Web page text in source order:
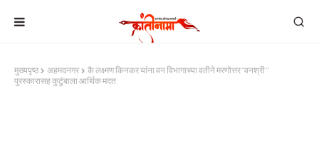
मुख्यपृष्ठ अहमदनगर
कै लक्ष्मण किनकर यांना वन विभागाच्या वतीने मरणोत्तर "वनश्री "
पुरस्कारासह कुटुंबाला आर्थिक मदत